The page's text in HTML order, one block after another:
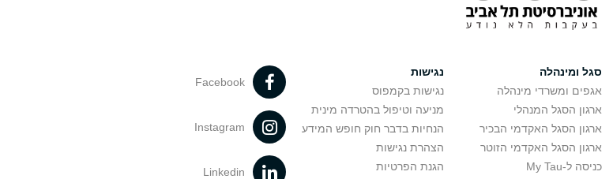
סגל ומינהלה
אגפים ומשרדי מינהלה
ארגון הסגל המנהלי
ארגון הסגל האקדמי הבכיר
ארגון הסגל האקדמי הזוטר
כניסה ל-My Tau
נגישות
נגישות בקמפוס
מניעה וטיפול בהטרדה מינית
הנחיות בדבר חוק חופש המידע
הצהרת נגישות
הגנת הפרטיות
Facebook
Instagram
Linkedin